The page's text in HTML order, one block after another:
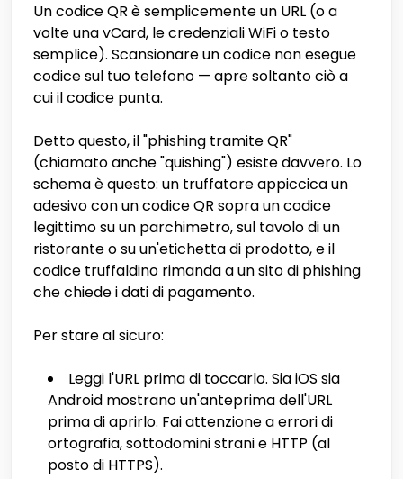
Un codice QR è semplicemente un URL (o a
volte una vCard, le credenziali WiFi o testo
semplice). Scansionare un codice non esegue
codice sul tuo telefono — apre soltanto ciò a
cui il codice punta.
Detto questo, il "phishing tramite QR"
(chiamato anche "quishing") esiste davvero. Lo
schema è questo: un truffatore appiccica un
adesivo con un codice QR sopra un codice
legittimo su un parchimetro, sul tavolo di un
ristorante o su un'etichetta di prodotto, e il
codice truffaldino rimanda a un sito di phishing
che chiede i dati di pagamento.
Per stare al sicuro:
Leggi l'URL prima di toccarlo. Sia iOS sia
Android mostrano un'anteprima dell'URL
prima di aprirlo. Fai attenzione a errori di
ortografia, sottodomini strani e HTTP (al
posto di HTTPS).